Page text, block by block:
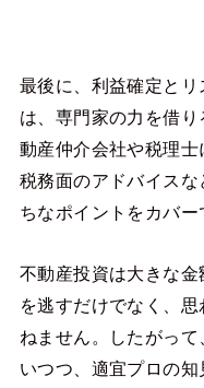
最後に、利益確定と
は、専門家の力を借
動産仲介会社や税理
税務面のアドバイス
ちなポイントをカバー
不動産投資は大きな
を逃すだけでなく、
ねません。したがっ
いつつ、適宜プロの